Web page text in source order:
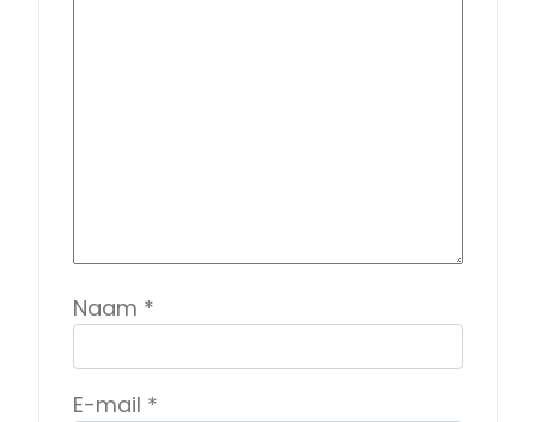
Naam *
E-mail *